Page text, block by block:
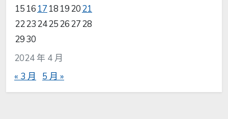
2024 年 4 月
15 16 17 18 192021
22232425262728
2930
« 3 月 5 月 »